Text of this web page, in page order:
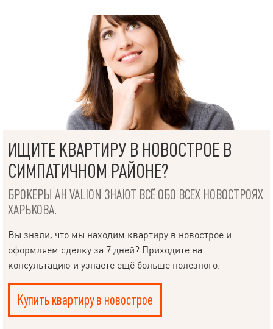
ИЩИТЕ КВАРТИРУ В НОВОСТРОЕ В
СИМПАТИЧНОМ РАЙОНЕ?
БРОКЕРЫ АН VALION ЗНАЮТ ВСЁ ОБО ВСЕХ НОВОСТРОЯХ
ХАРЬКОВА.
Вы знали, что мы находим квартиру в новострое и
оформляем сделку за 7 дней? Приходите на
консультацию и узнаете ещё больше полезного.
Купить квартиру в новострое